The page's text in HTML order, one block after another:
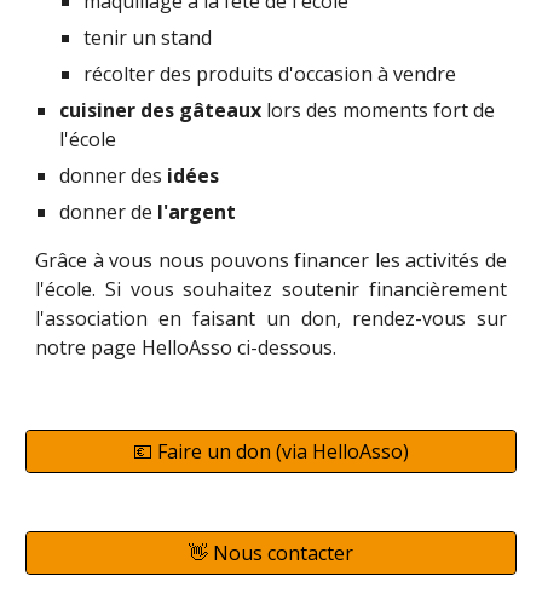
tenir un stand
récolter des produits d'occasion à vendre
cuisiner des gâteaux lors des moments fort de
l'école
donner des idées
donner de l'argent
Grâce à vous nous pouvons financer les activités de
l'école. Si vous souhaitez soutenir financièrement
l'association en faisant un don, rendez-vous sur
notre page HelloAsso ci-dessous.
💶 Faire un don (via HelloAsso)
👋 Nous contacter